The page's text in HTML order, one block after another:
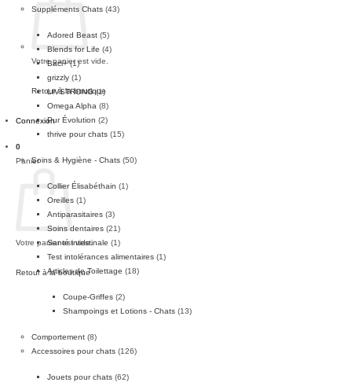
Votre panier est vide.
Retour à la boutique
Connexion
0
Panier
Votre panier est vide.
Retour à la boutique
Suppléments Chats (43)
Adored Beast (5)
Blends for Life (4)
Baci+ (1)
grizzly (1)
LIVSTRONG (1)
Omega Alpha (8)
Pur Évolution (2)
thrive pour chats (15)
Soins & Hygiène - Chats (50)
Collier Élisabéthain (1)
Oreilles (1)
Antiparasitaires (3)
Soins dentaires (21)
Santé intestinale (1)
Test intolérances alimentaires (1)
Articles de Toilettage (18)
Coupe-Griffes (2)
Shampoings et Lotions - Chats (13)
Comportement (8)
Accessoires pour chats (126)
Jouets pour chats (62)